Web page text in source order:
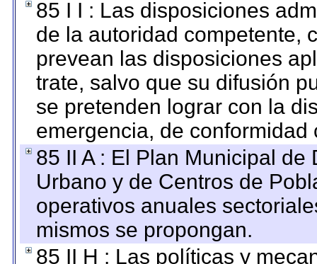
85 I I : Las disposiciones
de la autoridad competente,
prevean las disposiciones
trate, salvo que su difusión
se pretenden lograr con la
emergencia, de
85 II A : El Plan Municipal
Urbano y de Centros de
operativos anuales
mismos se propongan.
85 II H : Las políticas y